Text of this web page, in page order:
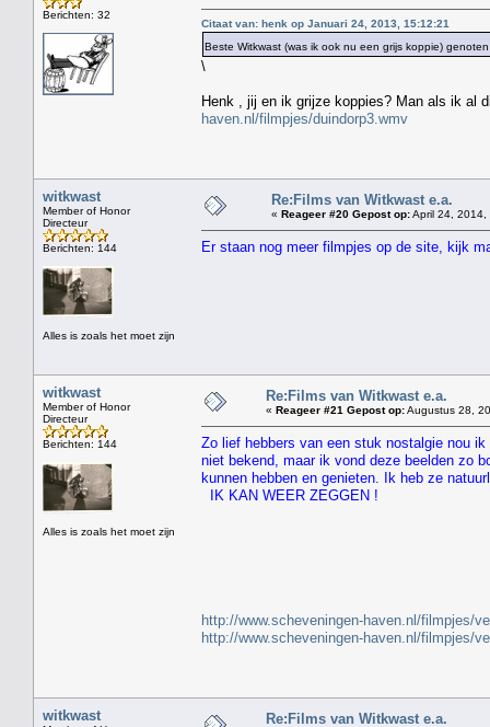
Berichten: 32
Citaat van: henk op Januari 24, 2013, 15:12:21
Beste Witkwast (was ik ook nu een grijs koppie)
\
Henk , jij en ik grijze koppies? Man als ik al
haven.nl/filmpjes/duindorp3.wmv
witkwast
Member of Honor
Directeur
Berichten: 144
Alles is zoals het moet zijn
Re:Films van Witkwast e.a.
« Reageer #20 Gepost op:April 24,
Er staan nog meer filmpjes op de site, kijk
witkwast
Member of Honor
Directeur
Berichten: 144
Alles is zoals het moet zijn
Re:Films van Witkwast e.a.
« Reageer #21 Gepost op:Augustus 28,
Zo lief hebbers van een stuk nostalgie nou
niet bekend, maar ik vond deze beelden zo
kunnen hebben en genieten. Ik heb ze
IK KAN WEER ZEGGEN !
http://www.scheveningen-haven.nl/filmpjes/
http://www.scheveningen-haven.nl/filmpjes/
witkwast Re:Films van Witkwast e.a.